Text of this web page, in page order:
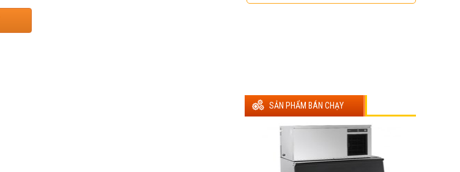
SẢN PHẨM BÁN CHẠY